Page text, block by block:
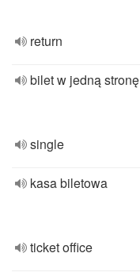
return
bilet w jedną stronę
single
kasa biletowa
ticket office